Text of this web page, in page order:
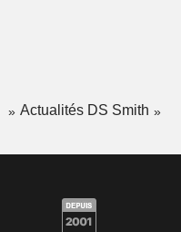
Actualités DS Smith